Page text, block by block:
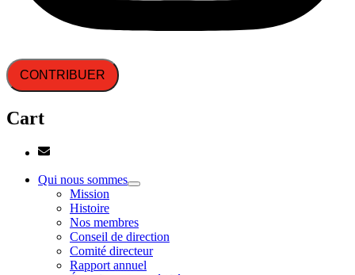
CONTRIBUER
Cart
Qui nous sommes
Mission
Histoire
Nos membres
Conseil de direction
Comité directeur
Rapport annuel